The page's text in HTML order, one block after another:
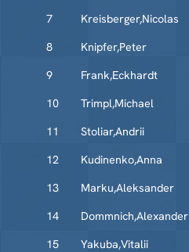
7
Kreisberger,Nicolas
8
Knipfer,Peter
9
Frank,Eckhardt
10
Trimpl,Michael
11
Stoliar,Andrii
12
Kudinenko,Anna
13
Marku,Aleksander
14
Dommnich,Alexander
15
Yakuba,Vitalii